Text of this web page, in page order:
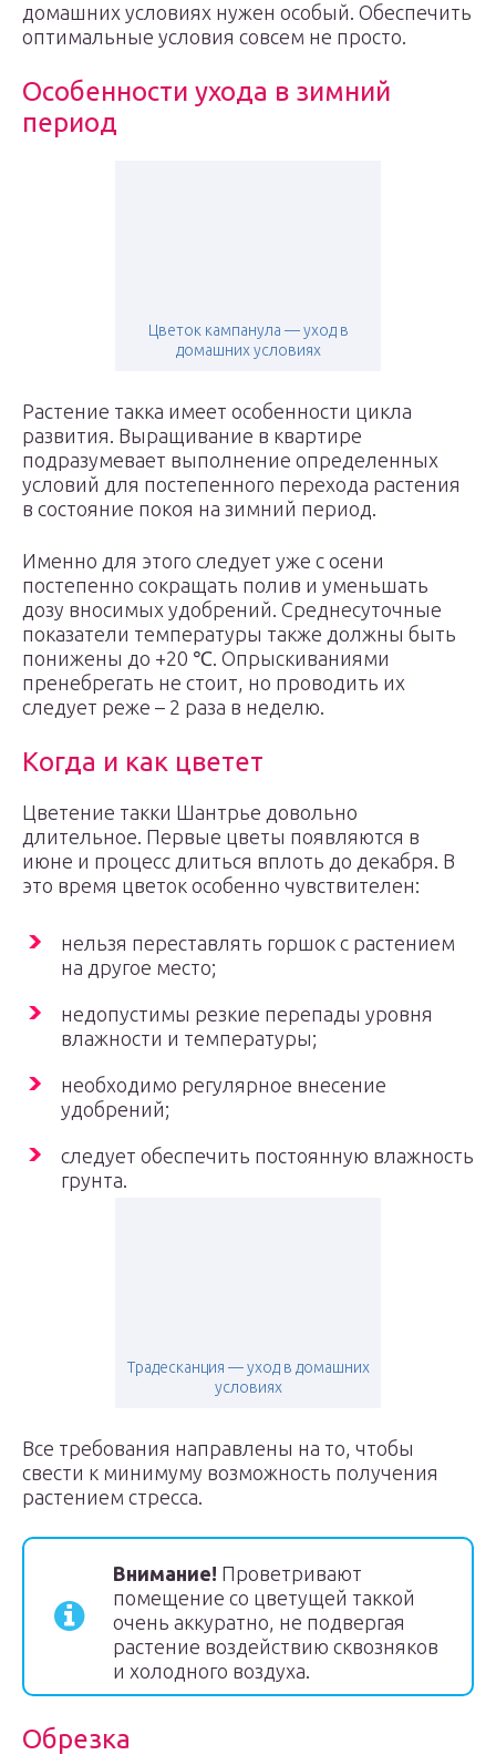
домашних условиях нужен особый. Обеспечить
оптимальные условия совсем не просто.
Особенности ухода в зимний
период
Цветок кампанула — уход в
домашних условиях
Растение такка имеет особенности цикла
развития. Выращивание в квартире
подразумевает выполнение определенных
условий для постепенного перехода растения
в состояние покоя на зимний период.
Именно для этого следует уже с осени
постепенно сокращать полив и уменьшать
дозу вносимых удобрений. Среднесуточные
показатели температуры также должны быть
понижены до +20 ℃. Опрыскиваниями
пренебрегать не стоит, но проводить их
следует реже – 2 раза в неделю.
Когда и как цветет
Цветение такки Шантрье довольно
длительное. Первые цветы появляются в
июне и процесс длиться вплоть до декабря. В
это время цветок особенно чувствителен:
нельзя переставлять горшок с растением
на другое место;
недопустимы резкие перепады уровня
влажности и температуры;
необходимо регулярное внесение
удобрений;
следует обеспечить постоянную влажность
грунта.
Традесканция — уход в домашних
условиях
Все требования направлены на то, чтобы
свести к минимуму возможность получения
растением стресса.
Внимание! Проветривают
помещение со цветущей таккой
очень аккуратно, не подвергая
растение воздействию сквозняков
и холодного воздуха.
Обрезка